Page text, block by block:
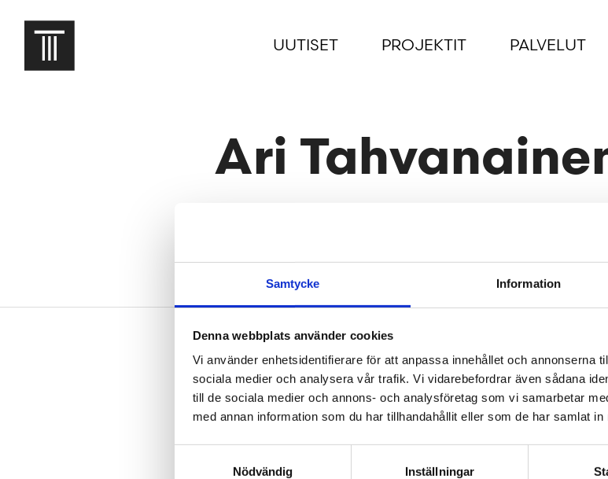
Samtycke Information
Denna webbplats använder cookies
Vi använder enhetsidentifierare för att anpassa innehållet och annonserna
sociala medier och analysera vår trafik. Vi vidarebefordrar även sådana
till de sociala medier och annons- och analysföretag som vi samarbetar
med annan information som du har tillhandahållit eller som de har samlat
Nödvändig
Inställningar
UUTISET PROJEKTIT PALVELUT
Ari
Alatunniste
PIKALINKIT
Yritys
Rekisteriote